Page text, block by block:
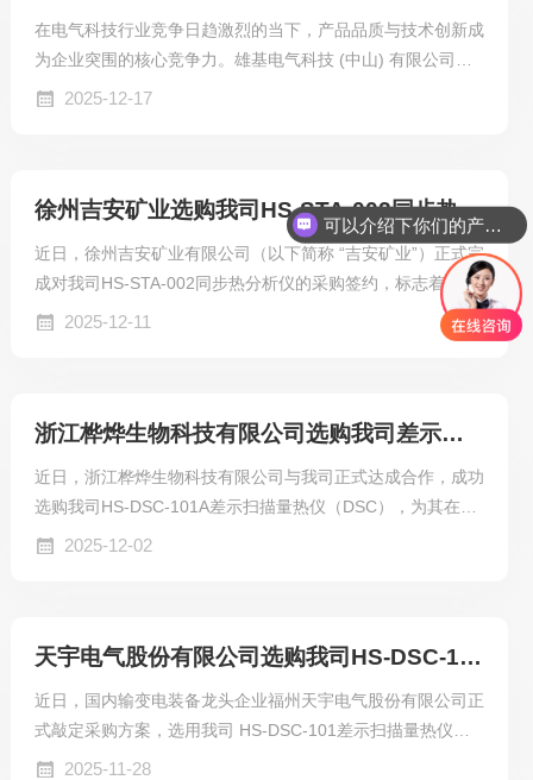
在电气科技行业竞争日趋激烈的当下，产品品质与技术创新成
为企业突围的核心竞争力。雄基电气科技 (中山) 有限公司作
为专注于电气设备研发、生产与销售的优质企业，始终以严苛
2025-12-17
徐州吉安矿业选购我司HS-STA-002同步热分析仪
近日，徐州吉安矿业有限公司（以下简称 “吉安矿业”）正式完
成对我司HS-STA-002同步热分析仪的采购签约，标志着双方
在矿业材料性能检测领域达成深度合作。此次选型历经多轮严
苛测评，我司设备凭借精准的检测能力、稳定的运行表现及定
2025-12-11
浙江桦烨生物科技有限公司选购我司差示扫描量热仪
近日，浙江桦烨生物科技有限公司与我司正式达成合作，成功
选购我司HS-DSC-101A差示扫描量热仪（DSC），为其在美
妆业务领域注入强劲技术动力。此次合作不仅彰显了客户对我
2025-12-02
天宇电气股份有限公司选购我司HS-DSC-101差示扫描量热仪的
近日，国内输变电装备龙头企业福州天宇电气股份有限公司正
式敲定采购方案，选用我司 HS-DSC-101差示扫描量热仪，
为其电力变压器、开关成套设备等核心产品的材料研发与质量
2025-11-28
可以介绍下你们的产品么？